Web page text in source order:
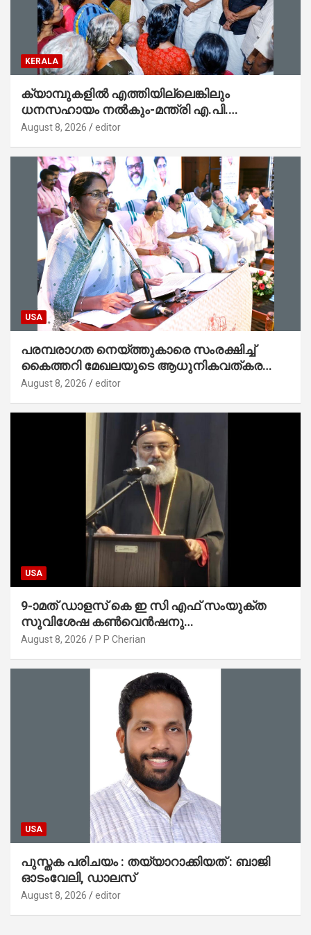
KERALA
ക്യാമ്പുകളിൽ എത്തിയില്ലെങ്കിലും
ധനസഹായം നൽകും-മന്ത്രി എ.പി.
അനിൽകുമാർ
August 8, 2026 editor
USA
പരമ്പരാഗത നെയ്ത്തുകാരെ സംരക്ഷിച്ച്
കൈത്തറി മേഖലയുടെ ആധുനികവത്കരണം
സാധ്യമാക്കും : ഡെപ്യൂട്ടി സ്പീക്കർ
August 8, 2026 editor
USA
9-ാമത് ഡാളസ് കെ ഇ സി എഫ് സംയുക്ത
സുവിശേഷ കൺവെൻഷനു
പ്രാർത്ഥനാനിർഭരമായ തുടക്കം
August 8, 2026 P P Cherian
USA
പുസ്തക പരിചയം : തയ്യാറാക്കിയത് : ബാജി
ഓടംവേലി, ഡാലസ്
August 8, 2026 editor